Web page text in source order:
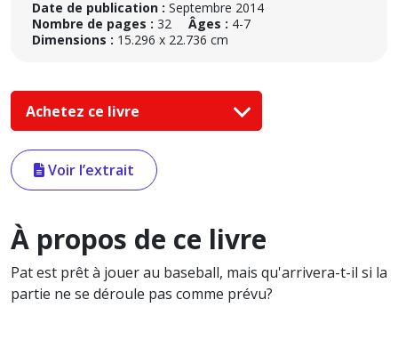
Date de publication : Septembre 2014
Nombre de pages : 32 Âges : 4-7
Dimensions : 15.296 x 22.736 cm
Achetez ce livre
Voir l’extrait
À propos de ce livre
Pat est prêt à jouer au baseball, mais qu'arrivera-t-il si la
partie ne se déroule pas comme prévu?